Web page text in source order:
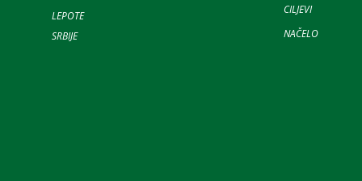
LEPOTE
SRBIJE
CILJEVI
NAČELO